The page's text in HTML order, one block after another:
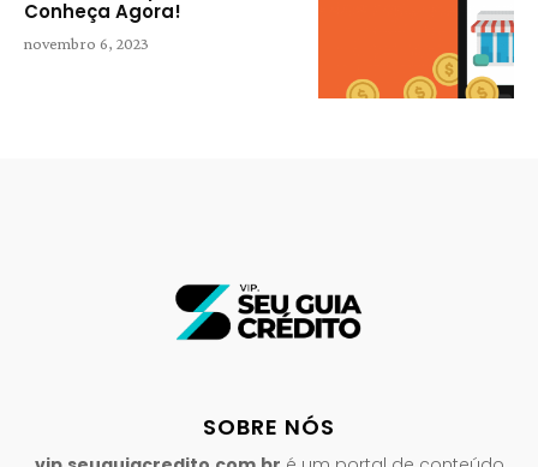
Conheça Agora!
novembro 6, 2023
SOBRE NÓS